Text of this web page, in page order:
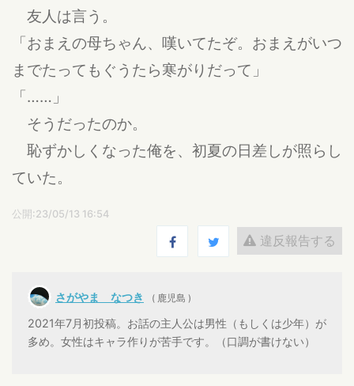
友人は言う。
「おまえの母ちゃん、嘆いてたぞ。おまえがいつ
までたってもぐうたら寒がりだって」
「……」
そうだったのか。
恥ずかしくなった俺を、初夏の日差しが照らし
ていた。
公開:23/05/13 16:54
違反報告する
さがやま なつき ( 鹿児島 )
2021年7月初投稿。お話の主人公は男性（もしくは少年）が
多め。女性はキャラ作りが苦手です。（口調が書けない）